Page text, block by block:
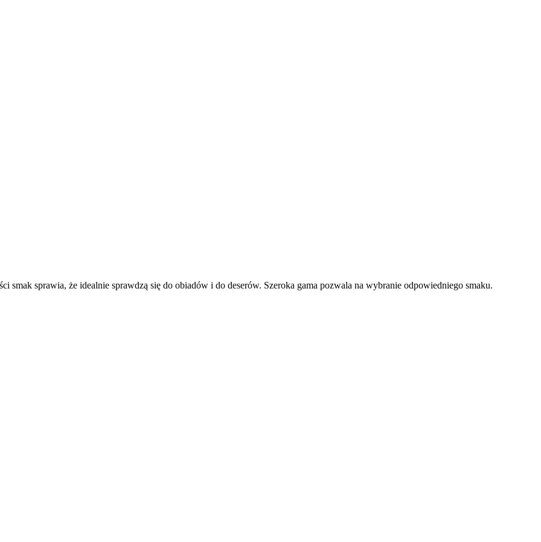
sprawia, że idealnie sprawdzą się do obiadów i do deserów. Szeroka gama pozwala na wybranie odpowiedniego smaku.